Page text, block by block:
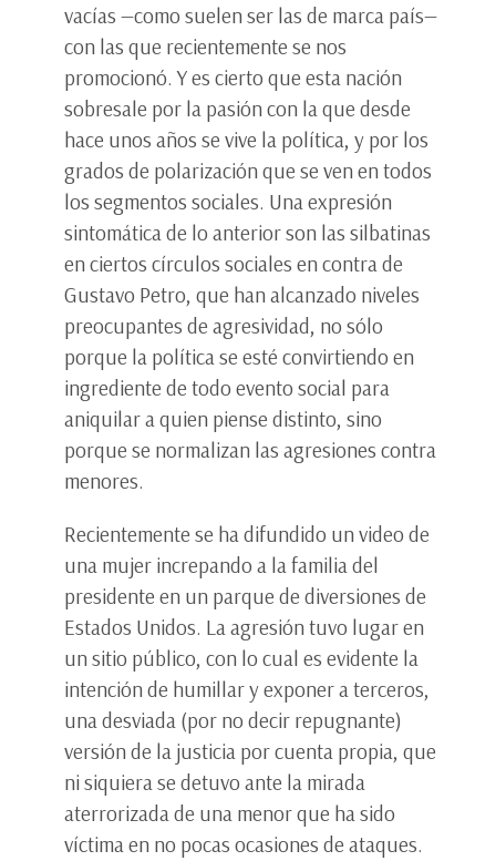
vacías —como suelen ser las de marca país—
con las que recientemente se nos
promocionó. Y es cierto que esta nación
sobresale por la pasión con la que desde
hace unos años se vive la política, y por los
grados de polarización que se ven en todos
los segmentos sociales. Una expresión
sintomática de lo anterior son las silbatinas
en ciertos círculos sociales en contra de
Gustavo Petro, que han alcanzado niveles
preocupantes de agresividad, no sólo
porque la política se esté convirtiendo en
ingrediente de todo evento social para
aniquilar a quien piense distinto, sino
porque se normalizan las agresiones contra
menores.
Recientemente se ha difundido un video de
una mujer increpando a la familia del
presidente en un parque de diversiones de
Estados Unidos. La agresión tuvo lugar en
un sitio público, con lo cual es evidente la
intención de humillar y exponer a terceros,
una desviada (por no decir repugnante)
versión de la justicia por cuenta propia, que
ni siquiera se detuvo ante la mirada
aterrorizada de una menor que ha sido
víctima en no pocas ocasiones de ataques.